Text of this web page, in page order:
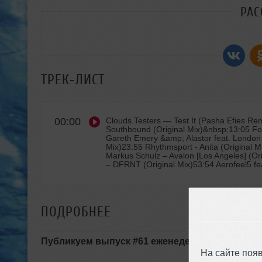
На сайте
ТРЕК-ЛИСТ
00:00 Clouds Testers — Test It (Pasha Efies
Southbound (Original Mix)&nbsp;13:05
Gareth Emery &amp; Alastor feat.
Mix)23:55 Rhythmsport - Anita (Original
Markus Schulz – Avalon [Los Angeles]
– DFRNT (Original Mix)53:54 Aerofeel5
ПОДРОБНЕЕ
Публикуем выпуск #61 еженедельного trance-